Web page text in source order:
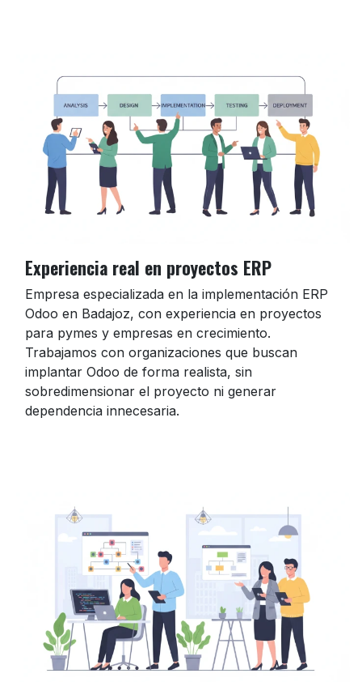
Experiencia real en proyectos ERP
Empresa especializada en la implementación ERP
Odoo en Badajoz, con experiencia en proyectos
para pymes y empresas en crecimiento.
Trabajamos con organizaciones que buscan
implantar Odoo de forma realista, sin
sobredimensionar el proyecto ni generar
dependencia innecesaria.